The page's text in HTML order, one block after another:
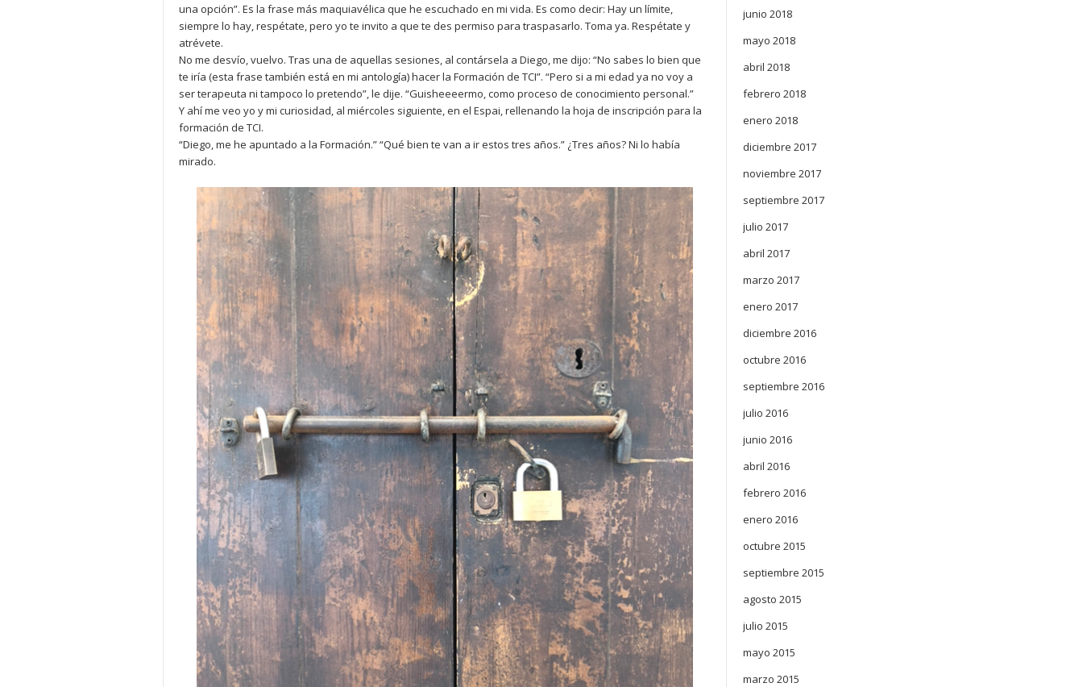
una opción”. Es la frase más maquiavélica que he escuchado en mi vida. Es como decir: Hay un límite,
siempre lo hay, respétate, pero yo te invito a que te des permiso para traspasarlo. Toma ya. Respétate y
atrévete.
No me desvío, vuelvo. Tras una de aquellas sesiones, al contársela a Diego, me dijo: “No sabes lo bien que
te iría (esta frase también está en mi antología) hacer la Formación de TCI”. “Pero si a mi edad ya no voy a
ser terapeuta ni tampoco lo pretendo”, le dije. “Guisheeeermo, como proceso de conocimiento personal.”
Y ahí me veo yo y mi curiosidad, al miércoles siguiente, en el Espai, rellenando la hoja de inscripción para la
formación de TCI.
“Diego, me he apuntado a la Formación.” “Qué bien te van a ir estos tres años.” ¿Tres años? Ni lo había
mirado.
junio 2018
mayo 2018
abril 2018
febrero 2018
enero 2018
diciembre 2017
noviembre 2017
septiembre 2017
julio 2017
abril 2017
marzo 2017
enero 2017
diciembre 2016
octubre 2016
septiembre 2016
julio 2016
junio 2016
abril 2016
febrero 2016
enero 2016
octubre 2015
septiembre 2015
agosto 2015
julio 2015
mayo 2015
marzo 2015